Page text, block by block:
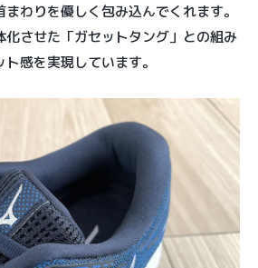
わりを優しく包み込んでくれます。
化させた「ガセットタング」との組み
感を実現しています。